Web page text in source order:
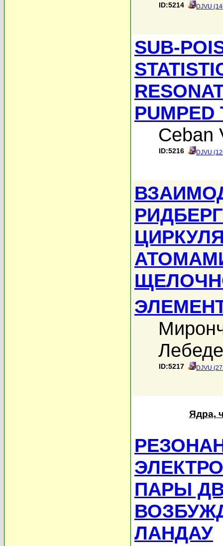
ID:5214 DJVU
SUB-
PUMPED
Ceban
ID:5216 DJVU
ID:5217 DJVU
Ядра,
ПАРЫ
ЛАНДАУ